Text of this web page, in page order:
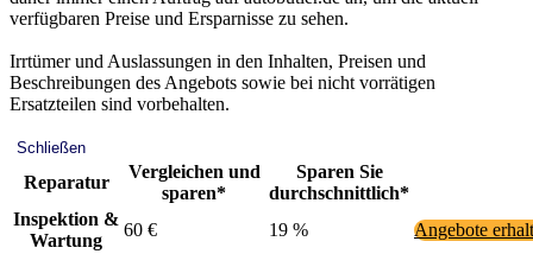
verfügbaren Preise und Ersparnisse zu sehen.
Irrtümer und Auslassungen in den Inhalten, Preisen und
Beschreibungen des Angebots sowie bei nicht vorrätigen
Ersatzteilen sind vorbehalten.
Schließen
Reparatur
Vergleichen und
sparen*
Sparen Sie
durchschnittlich*
Inspektion &
Wartung
60 € 19 %
Angebote